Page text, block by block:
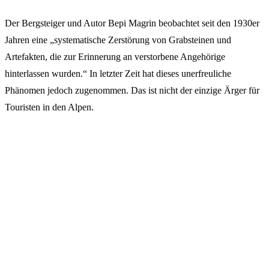
Der Bergsteiger und Autor Bepi Magrin beobachtet seit den 1930er
Jahren eine „systematische Zerstörung von Grabsteinen und
Artefakten, die zur Erinnerung an verstorbene Angehörige
hinterlassen wurden.“ In letzter Zeit hat dieses unerfreuliche
Phänomen jedoch zugenommen. Das ist nicht der einzige Ärger für
Touristen in den Alpen.